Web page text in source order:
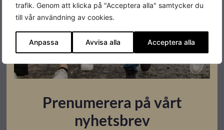
trafik. Genom att klicka på "Acceptera alla" samtycker du
till vår användning av cookies.
Anpassa Avvisa alla Acceptera alla
Effekt 5,12 kWh
Varumärke Solplanet
Prenumerera på vårt
nyhetsbrev